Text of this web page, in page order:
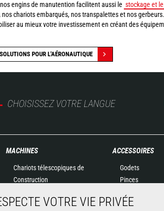
engins de manutention facilitent aussi le stockage et
chariots embarqués, nos transpalettes et nos
au mieux votre investissement en créant des
POUR L'AÉRONAUTIQUE
CHOISISSEZ VOTRE LANGUE
MACHINES
Chariots télescopiques de
Construction
Agricoles
ACCESSOIRES
Godets
Pinces
Fourches et
VOTRE VIE PRIVÉE